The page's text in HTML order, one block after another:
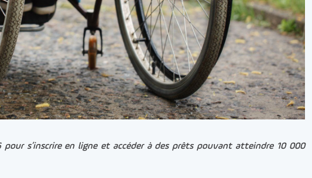
pour s’inscrire en ligne et accéder à des prêts pouvant atteindre 10 000